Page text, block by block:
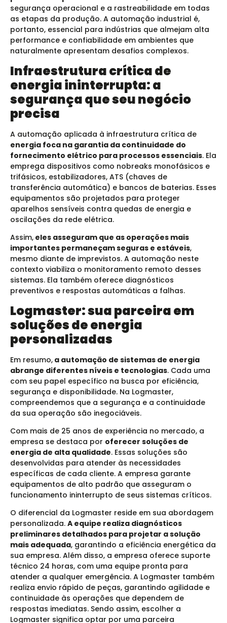
segurança operacional e a rastreabilidade em todas
as etapas da produção. A automação industrial é,
portanto, essencial para indústrias que almejam alta
performance e confiabilidade em ambientes que
naturalmente apresentam desafios complexos.
Infraestrutura crítica de
energia ininterrupta: a
segurança que seu negócio
precisa
A automação aplicada à infraestrutura crítica de
energia foca na garantia da continuidade do
fornecimento elétrico para processos essenciais. Ela
emprega dispositivos como nobreaks monofásicos e
trifásicos, estabilizadores, ATS (chaves de
transferência automática) e bancos de baterias. Esses
equipamentos são projetados para proteger
aparelhos sensíveis contra quedas de energia e
oscilações da rede elétrica.
Assim, eles asseguram que as operações mais
importantes permaneçam seguras e estáveis,
mesmo diante de imprevistos. A automação neste
contexto viabiliza o monitoramento remoto desses
sistemas. Ela também oferece diagnósticos
preventivos e respostas automáticas a falhas.
Logmaster: sua parceira em
soluções de energia
personalizadas
Em resumo, a automação de sistemas de energia
abrange diferentes níveis e tecnologias. Cada uma
com seu papel específico na busca por eficiência,
segurança e disponibilidade. Na Logmaster,
compreendemos que a segurança e a continuidade
da sua operação são inegociáveis.
Com mais de 25 anos de experiência no mercado, a
empresa se destaca por oferecer soluções de
energia de alta qualidade. Essas soluções são
desenvolvidas para atender às necessidades
específicas de cada cliente. A empresa garante
equipamentos de alto padrão que asseguram o
funcionamento ininterrupto de seus sistemas críticos.
O diferencial da Logmaster reside em sua abordagem
personalizada. A equipe realiza diagnósticos
preliminares detalhados para projetar a solução
mais adequada, garantindo a eficiência energética da
sua empresa. Além disso, a empresa oferece suporte
técnico 24 horas, com uma equipe pronta para
atender a qualquer emergência. A Logmaster também
realiza envio rápido de peças, garantindo agilidade e
continuidade às operações que dependem de
respostas imediatas. Sendo assim, escolher a
Logmaster significa optar por uma parceira